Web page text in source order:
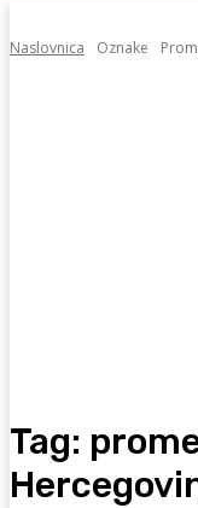
Naslovnica Oznake
Tag: